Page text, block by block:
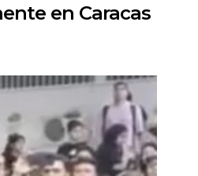
en Caracas